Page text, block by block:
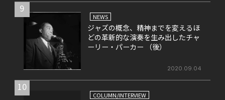
9
NEWS
ジャズの概念、精神までを変えるほ
どの革新的な演奏を生み出したチャ
ーリー・パーカー （後）
2020.09.04
10
COLUMN/INTERVIEW